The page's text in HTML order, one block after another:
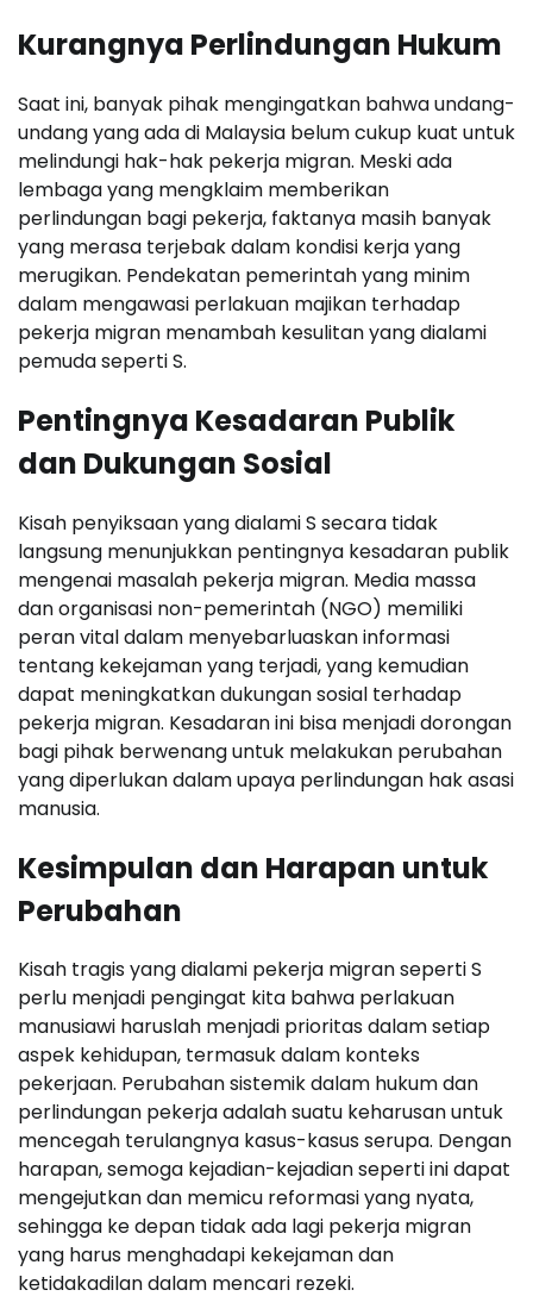
Kurangnya Perlindungan Hukum
Saat ini, banyak pihak mengingatkan bahwa undang-
undang yang ada di Malaysia belum cukup kuat untuk
melindungi hak-hak pekerja migran. Meski ada
lembaga yang mengklaim memberikan
perlindungan bagi pekerja, faktanya masih banyak
yang merasa terjebak dalam kondisi kerja yang
merugikan. Pendekatan pemerintah yang minim
dalam mengawasi perlakuan majikan terhadap
pekerja migran menambah kesulitan yang dialami
pemuda seperti S.
Pentingnya Kesadaran Publik
dan Dukungan Sosial
Kisah penyiksaan yang dialami S secara tidak
langsung menunjukkan pentingnya kesadaran publik
mengenai masalah pekerja migran. Media massa
dan organisasi non-pemerintah (NGO) memiliki
peran vital dalam menyebarluaskan informasi
tentang kekejaman yang terjadi, yang kemudian
dapat meningkatkan dukungan sosial terhadap
pekerja migran. Kesadaran ini bisa menjadi dorongan
bagi pihak berwenang untuk melakukan perubahan
yang diperlukan dalam upaya perlindungan hak asasi
manusia.
Kesimpulan dan Harapan untuk
Perubahan
Kisah tragis yang dialami pekerja migran seperti S
perlu menjadi pengingat kita bahwa perlakuan
manusiawi haruslah menjadi prioritas dalam setiap
aspek kehidupan, termasuk dalam konteks
pekerjaan. Perubahan sistemik dalam hukum dan
perlindungan pekerja adalah suatu keharusan untuk
mencegah terulangnya kasus-kasus serupa. Dengan
harapan, semoga kejadian-kejadian seperti ini dapat
mengejutkan dan memicu reformasi yang nyata,
sehingga ke depan tidak ada lagi pekerja migran
yang harus menghadapi kekejaman dan
ketidakadilan dalam mencari rezeki.